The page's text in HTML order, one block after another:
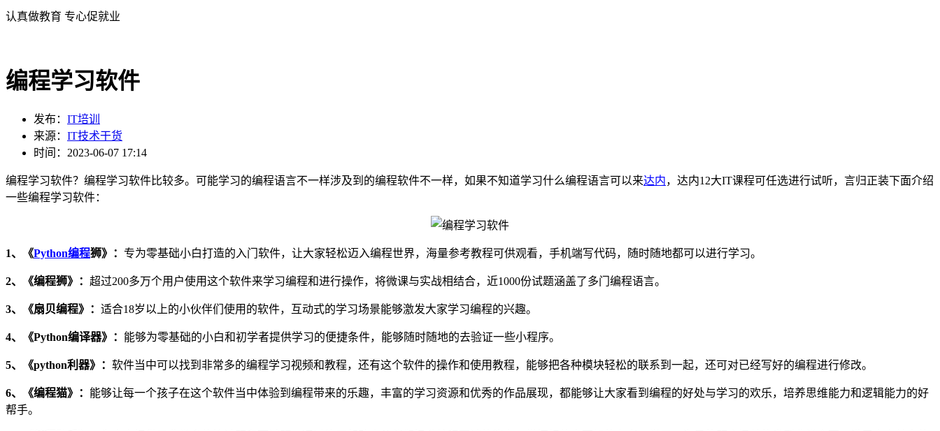
认真做教育 专心促就业
编程学习软件
发布： IT培训
来源： IT技术干货
时间：2023-06-07 17:14
编程学习软件？编程学习软件比较多。可能学习的编程语言不一样涉及到的编程软件不一样，如果不知道学习什么编程语言可以来达内，达内12大IT课程可任选进行试听，言归正装下面介绍
一些编程学习软件：
1、《Python编程狮》： 专为零基础小白打造的入门软件，让大家轻松迈入编程世界，海量参考教程可供观看，手机端写代码，随时随地都可以进行学习。
2、《编程狮》： 超过200多万个用户使用这个软件来学习编程和进行操作，将微课与实战相结合，近1000份试题涵盖了多门编程语言。
3、《扇贝编程》： 适合18岁以上的小伙伴们使用的软件，互动式的学习场景能够激发大家学习编程的兴趣。
4、《Python编译器》： 能够为零基础的小白和初学者提供学习的便捷条件，能够随时随地的去验证一些小程序。
5、《python利器》： 软件当中可以找到非常多的编程学习视频和教程，还有这个软件的操作和使用教程，能够把各种模块轻松的联系到一起，还可对已经写好的编程进行修改。
6、《编程猫》： 能够让每一个孩子在这个软件当中体验到编程带来的乐趣，丰富的学习资源和优秀的作品展现，都能够让大家看到编程的好处与学习的欢乐，培养思维能力和逻辑能力的好
帮手。